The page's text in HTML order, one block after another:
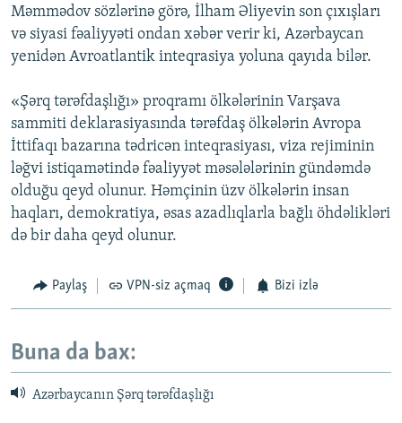
Məmmədov sözlərinə görə, İlham Əliyevin son çıxışları
və siyasi fəaliyyəti ondan xəbər verir ki, Azərbaycan
yenidən Avroatlantik inteqrasiya yoluna qayıda bilər.
«Şərq tərəfdaşlığı» proqramı ölkələrinin Varşava
sammiti deklarasiyasında tərəfdaş ölkələrin Avropa
İttifaqı bazarına tədricən inteqrasiyası, viza rejiminin
ləğvi istiqamətində fəaliyyət məsələlərinin gündəmdə
olduğu qeyd olunur. Həmçinin üzv ölkələrin insan
haqları, demokratiya, əsas azadlıqlarla bağlı öhdəlikləri
də bir daha qeyd olunur.
Paylaş VPN-siz açmaq Bizi izlə
Buna da bax:
Azərbaycanın Şərq tərəfdaşlığı